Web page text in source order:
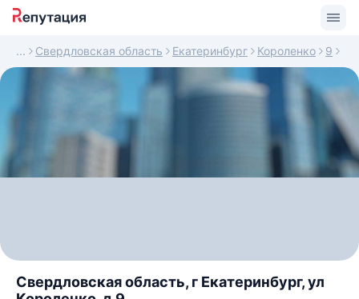
Свердловская область Екатеринбург Короленко 9
Свердловская область, г Екатеринбург, ул